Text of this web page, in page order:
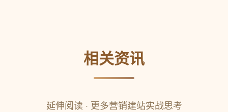
相关资讯
延伸阅读 · 更多营销建站实战思考